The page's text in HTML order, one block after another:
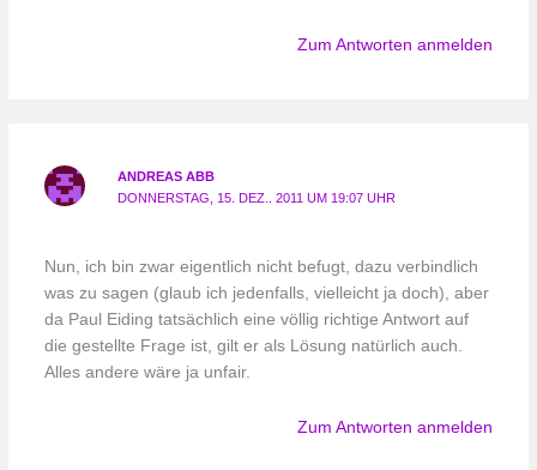
Zum Antworten anmelden
ANDREAS ABB
DONNERSTAG, 15. DEZ.. 2011 UM 19:07 UHR
Nun, ich bin zwar eigentlich nicht befugt, dazu verbindlich
was zu sagen (glaub ich jedenfalls, vielleicht ja doch), aber
da Paul Eiding tatsächlich eine völlig richtige Antwort auf
die gestellte Frage ist, gilt er als Lösung natürlich auch.
Alles andere wäre ja unfair.
Zum Antworten anmelden